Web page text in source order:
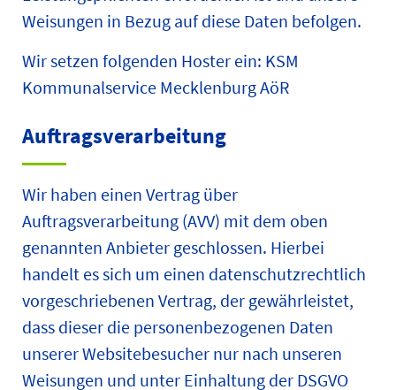
Weisungen in Bezug auf diese Daten befolgen.
Wir setzen folgenden Hoster ein: KSM
Kommunalservice Mecklenburg AöR
Auftragsverarbeitung
Wir haben einen Vertrag über
Auftragsverarbeitung (AVV) mit dem oben
genannten Anbieter geschlossen. Hierbei
handelt es sich um einen datenschutzrechtlich
vorgeschriebenen Vertrag, der gewährleistet,
dass dieser die personenbezogenen Daten
unserer Websitebesucher nur nach unseren
Weisungen und unter Einhaltung der DSGVO